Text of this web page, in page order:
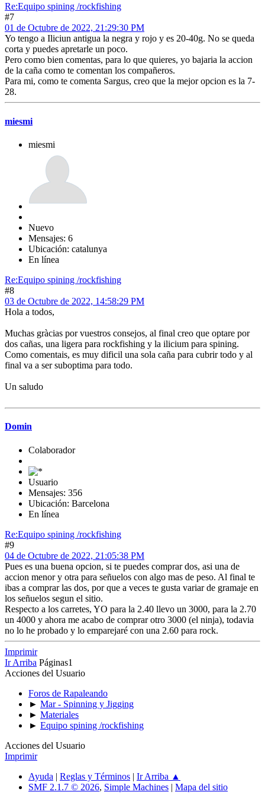
Re:Equipo spining /rockfishing
#7
01 de Octubre de 2022, 21:29:30 PM
Yo tengo a Iliciun antigua la negra y rojo y es 20-40g. No se queda
corta y puedes apretarle un poco.
Pero como bien comentas, para lo que quieres, yo bajaria la accion
de la caña como te comentan los compañeros.
Para mi, como te comenta Sargus, creo que la mejor opcion es la 7-
28.
miesmi
miesmi
Nuevo
Mensajes: 6
Ubicación: catalunya
En línea
Re:Equipo spining /rockfishing
#8
03 de Octubre de 2022, 14:58:29 PM
Hola a todos,
Muchas gràcias por vuestros consejos, al final creo que optare por
dos cañas, una ligera para rockfishing y la ilicium para spining.
Como comentais, es muy dificil una sola caña para cubrir todo y al
final va a ser suboptima para todo.
Un saludo
Domin
Colaborador
Usuario
Mensajes: 356
Ubicación: Barcelona
En línea
Re:Equipo spining /rockfishing
#9
04 de Octubre de 2022, 21:05:38 PM
Pues es una buena opcion, si te puedes comprar dos, asi una de
accion menor y otra para señuelos con algo mas de peso. Al final te
ibas a comprar las dos, por que a veces te gusta variar de gramaje en
los señuelos segun el sitio.
Respecto a los carretes, YO para la 2.40 llevo un 3000, para la 2.70
un 4000 y ahora me acabo de comprar otro 3000 (el ninja), todavia
no lo he probado y lo emparejaré con una 2.60 para rock.
Imprimir
Ir Arriba Páginas1
Acciones del Usuario
Foros de Rapaleando
► Mar - Spinning y Jigging
► Materiales
► Equipo spining /rockfishing
Acciones del Usuario
Imprimir
Ayuda | Reglas y Términos | Ir Arriba ▲
SMF 2.1.7 © 2026, Simple Machines | Mapa del sitio